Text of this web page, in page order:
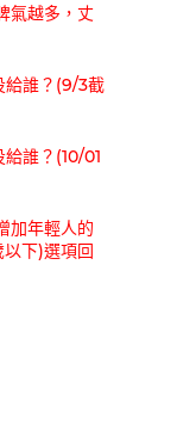
氣越多，丈
給誰？(9/3截
誰？(10/01
加年輕人的
下)選項回